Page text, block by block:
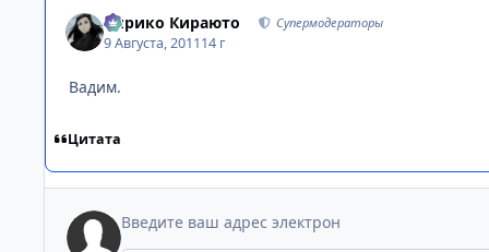
Кирико Кираюто Супермодераторы
9 Августа, 201114 г
Вадим.
Цитата